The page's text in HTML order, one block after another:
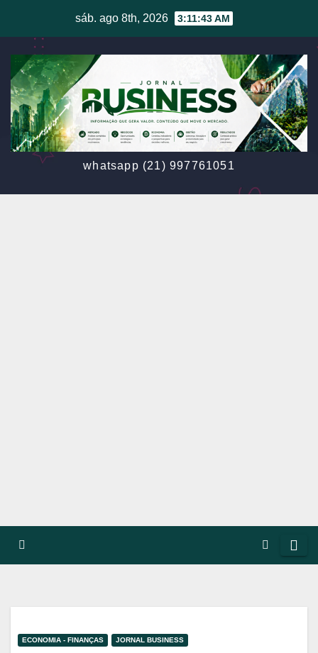
content
sáb. ago 8th, 2026 3:11:46 AM
whatsapp (21) 997761051
ECONOMIA - FINANÇAS JORNAL BUSINESS